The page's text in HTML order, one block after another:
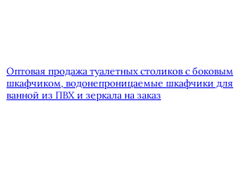
Оптовая продажа туалетных столиков с боковым
шкафчиком, водонепроницаемые шкафчики для
ванной из ПВХ и зеркала на заказ